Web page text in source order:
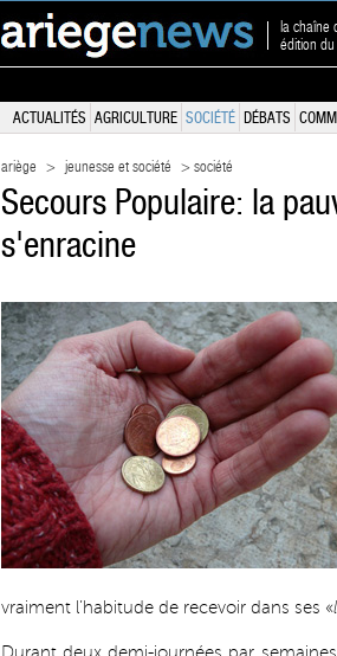
la chaîne
édition
ACTUALITÉS AGRICULTURE SOCIÉTÉ DÉBATS
ariège > jeunesse et société > société
Secours Populaire: la
s'enracine
vraiment l’habitude de recevoir dans ses «